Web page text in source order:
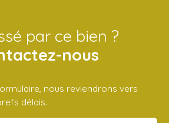
par ce bien ?
nous
nous reviendrons vers
délais.